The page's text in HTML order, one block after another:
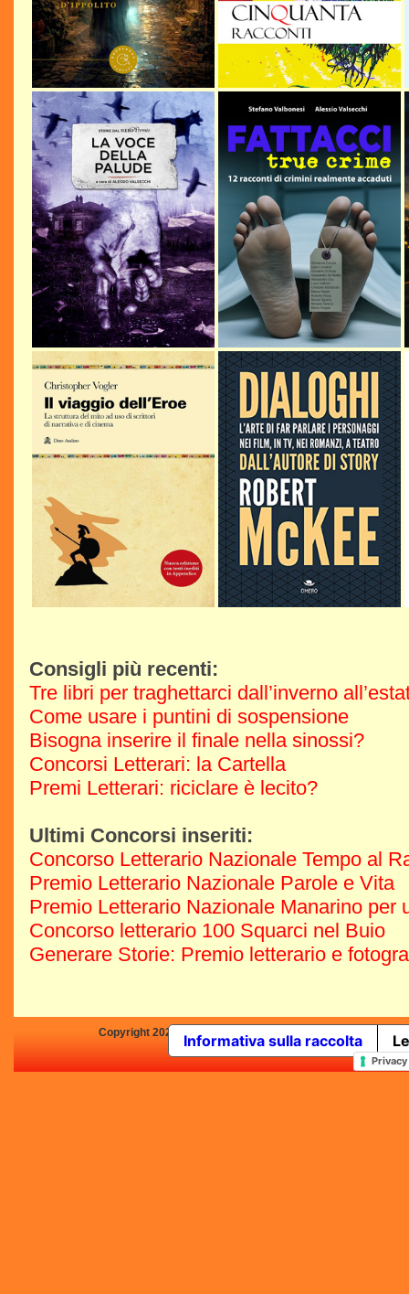
Consigli più recenti:
Tre libri per traghettarci dall’inverno
Come usare i puntini di sospensione
Bisogna inserire il finale nella sinossi?
Concorsi Letterari: la Cartella
Premi Letterari: riciclare è lecito?
Ultimi Concorsi inseriti:
Concorso Letterario Nazionale Tempo al
Premio Letterario Nazionale Parole e Vita
Premio Letterario Nazionale Manarino per
Concorso letterario 100 Squarci nel Buio
Generare Storie: Premio letterario e
Copyright 2025 by Concorsi-Letterari.it - P.IVA
In qualità di Affiliato
Informativa sulla raccolta